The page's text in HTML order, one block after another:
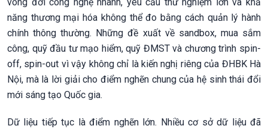
năng thương mại hóa không thể đo bằng cách quản lý hành
chính thông thường. Những đề xuất về sandbox, mua sắm
công, quỹ đầu tư mạo hiểm, quỹ ĐMST và chương trình spin-
off, spin-out vì vậy không chỉ là kiến nghị riêng của ĐHBK Hà
Nội, mà là lời giải cho điểm nghẽn chung của hệ sinh thái đổi
mới sáng tạo Quốc gia.
Dữ liệu tiếp tục là điểm nghẽn lớn. Nhiều cơ sở dữ liệu đã